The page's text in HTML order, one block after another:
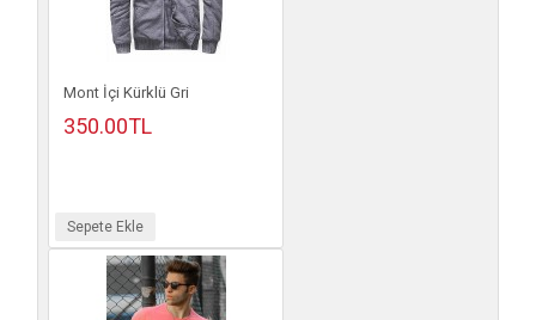
Mont İçi Kürklü Gri
350.00TL
Sepete Ekle